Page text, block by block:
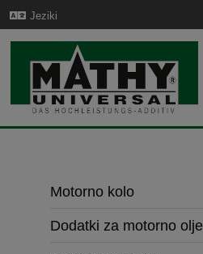
Jeziki
Motorno kolo
Dodatki za motorno olje